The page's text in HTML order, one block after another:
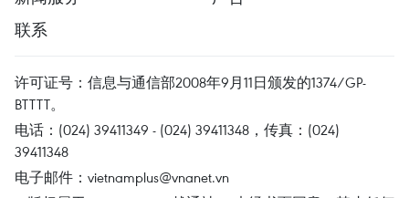
联系
许可证号：信息与通信部2008年9月11日颁发的1374/GP-
BTTTT。
电话：(024) 39411349 - (024) 39411348，传真：(024)
39411348
电子邮件： vietnamplus@vnanet.vn